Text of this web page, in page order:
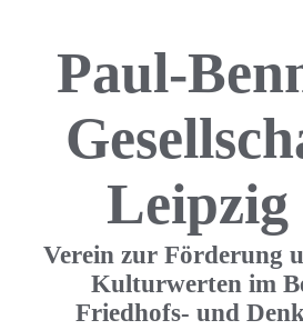
Paul-
Leipzig
Verein zur Förderung
Kulturwerten im
Friedhofs- und